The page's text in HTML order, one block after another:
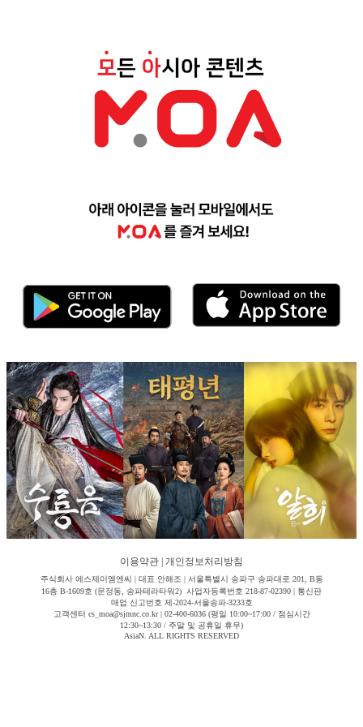
이용약관 개인정보처리방침
주식회사 에스제이엠엔씨 | 대표 안해조 | 서울특별시 송파구 송파대로 201, B동
16층 B-1609호 (문정동, 송파테라타워2) 사업자등록번호 218-87-02390 | 통신판
매업 신고번호 제-2024-서울송파-3233호
고객센터 cs_moa@sjmnc.co.kr | 02-400-6036 (평일 10:00~17:00 / 점심시간
12:30~13:30 / 주말 및 공휴일 휴무)
AsiaN. ALL RIGHTS RESERVED